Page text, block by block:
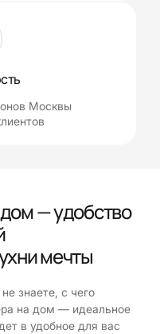
Москвы
— удобство
мечты
знаете, с чего
на дом — идеальное
в удобное для вас